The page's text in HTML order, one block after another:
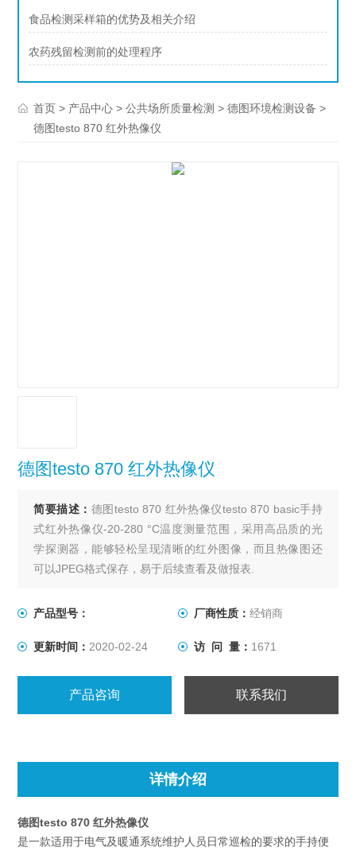
食品检测采样箱的优势及相关介绍
农药残留检测前的处理程序
首页 > 产品中心 >公共场所质量检测 >德图环境检测设备 >
德图testo 870 红外热像仪
德图testo 870 红外热像仪
简要描述： 德图testo 870 红外热像仪testo 870 basic手持
式红外热像仪-20-280 °C温度测量范围，采用高品质的光
学探测器，能够轻松呈现清晰的红外图像，而且热像图还
可以JPEG格式保存，易于后续查看及做报表.
产品型号： 厂商性质： 经销商
更新时间： 2020-02-24 访 问 量： 1671
产品咨询 联系我们
详情介绍
德图testo 870 红外热像仪
是一款适用于电气及暖通系统维护人员日常巡检的要求的手持便